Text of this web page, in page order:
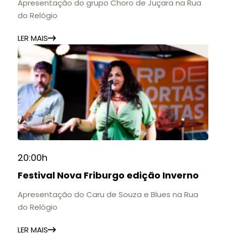
Apresentação do grupo Choro de Juçara na Rua
do Relógio
LER MAIS
20:00h
Festival Nova Friburgo edição Inverno
Apresentação do Caru de Souza e Blues na Rua
do Relógio
LER MAIS